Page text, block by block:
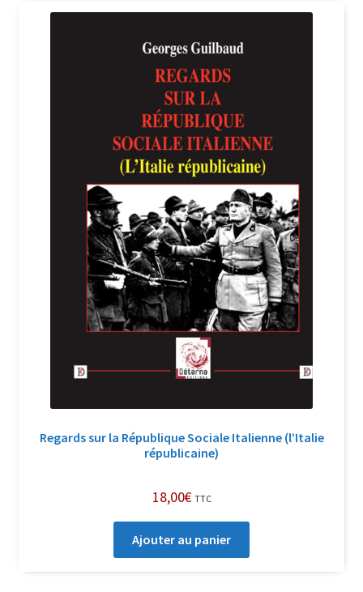
Livres de Philippe Randa
Politique de confidentialité et cookies
Qui sommes-nous ?
Soutien à Philippe Randa
Suivi de la Commande
Regards sur la République Sociale Italienne (l’Italie
républicaine)
18,00€ TTC
Ajouter au panier